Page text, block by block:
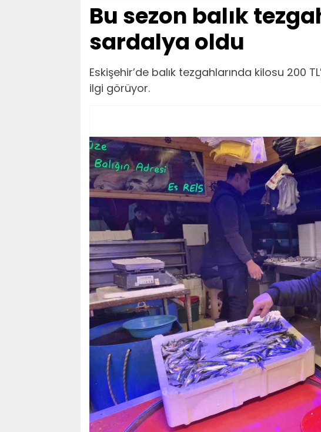
Bu sezon balık
sardalya oldu
Eskişehir’de balık tezgahlarında kilosu 200
ilgi görüyor.